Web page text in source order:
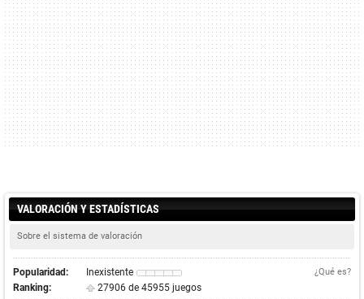
VALORACIÓN Y ESTADÍSTICAS
Sobre el sistema de valoración
Popularidad: Inexistente ¿Qué es?
Ranking: 27906 de 45955 juegos